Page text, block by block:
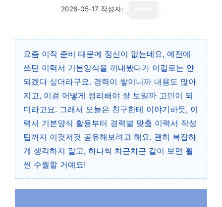
2026-05-17 작성자:
요즘 이직 준비 때문에 정신이 없는데요, 예전에
쓰던 이력서 기본양식을 꺼내봤다가 이걸로는 안
되겠다 싶더라구요. 경력이 쌓이니까 내용도 많아
지고, 이걸 어떻게 정리해야 잘 보일까 고민이 되
더라고요. 그래서 오늘은 친구한테 이야기하듯, 이
력서 기본양식 활용부터 경력별 맞춤 이력서 작성
팁까지 이것저것 공유해보려고 해요. 괜히 복잡하
게 생각하지 말고, 하나씩 차근차근 같이 보면 훨
씬 수월할 거예요!